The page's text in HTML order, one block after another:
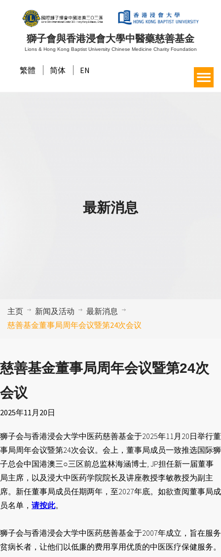
獅子會與香港浸會大學中醫藥慈善基金
Lions & Hong Kong Baptist University Chinese Medicine Charity Foundation
繁體 简体 EN
最新消息
主页 新闻及活动
最新消息
慈善基金董事局周年会议暨第24次会议
慈善基金董事局周年会议暨第24次
会议
2025年11月20日
狮子会与香港浸会大学中医药慈善基金于2025年11月20日举行董
事局周年会议暨第24次会议。会上，董事局成员一致推选国际狮
子总会中国港澳三○三区前总监林海涵博士, JP担任新一届董事
局主席，以及浸大中医药学院院长及讲座教授李敏教授为副主
席。新任董事局成员任期两年，至2027年底。如欲查阅董事局成
员名单， 请按此。
狮子会与香港浸会大学中医药慈善基金于2007年成立，旨在服务
贫病长者，让他们以低廉的费用享用优质的中医医疗保健服务。